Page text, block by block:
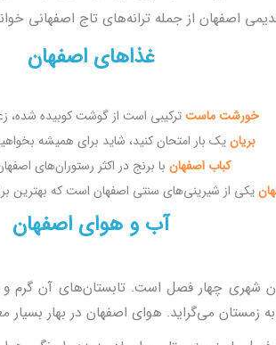
اصفهان از جمله ترانه‌های تاج اصفهانی
غذاهای اصفهان
خورشت ماستترکیبی است از گوشت کوبیده شده،
بریانیک بار امتحان کنید، شاید برای همیشه
کباب اصفهان با برنج در اکثر رستوران‌های
یکی از شیرینی‌های سنتی اصفهان است که بهترین
آب و هوای اصفهان
شهری چهار فصل است. تابستان‌های آن گرم
زمستان می‌گراید. هوای اصفهان در بهار بسیار